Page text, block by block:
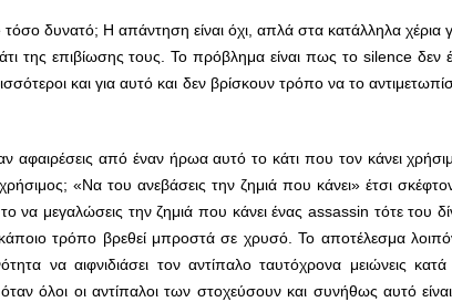
τόσο δυνατό; Η απάντηση είναι όχι, απλά στα κατάλληλα χέρια
της επιβίωσης τους. Το πρόβλημα είναι πως το silence δεν
και για αυτό και δεν βρίσκουν τρόπο να το
αφαιρέσεις από έναν ήρωα αυτό το κάτι που τον κάνει
χρήσιμος; «Να του ανεβάσεις την ζημιά που κάνει» έτσι
να μεγαλώσεις την ζημιά που κάνει ένας assassin τότε του
τρόπο βρεθεί μπροστά σε χρυσό. Το αποτέλεσμα
να αιφνιδιάσει τον αντίπαλο ταυτόχρονα μειώνεις
όλοι οι αντίπαλοι των στοχεύσουν και συνήθως αυτό